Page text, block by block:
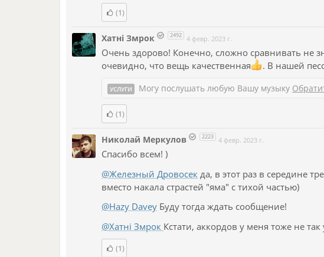
(1)
Хатнi Змрок 2492 4 февр. 2023 г.
Очень здорово! Конечно, сложно сравнивать не
очевидно, что вещь качественная
. В нашей
УСЛУГИ Могу послушать любую Вашу музыку
(1)
Николай Меркулов 2223 4 февр. 2023 г.
Спасибо всем! )
@Железный Дровосек да, в этот раз в середине
вместо накала страстей "яма" с тихой частью)
@Hazy Davey Буду тогда ждать сообщение!
@Хатнi Змрок Кстати, аккордов у меня тоже не
(1)